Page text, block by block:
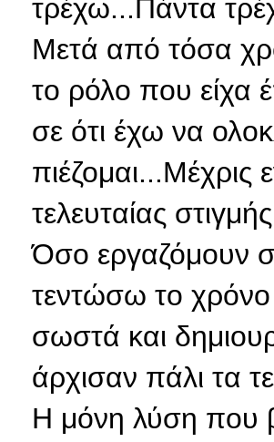
τρέχω...Πάντα
Μετά από τόσα
το ρόλο που είχα
σε ότι έχω να
πιέζομαι...Μέχρις
τελευταίας
Όσο εργαζόμουν
τεντώσω το χρόνο
σωστά και
άρχισαν πάλι τα
Η μόνη λύση που